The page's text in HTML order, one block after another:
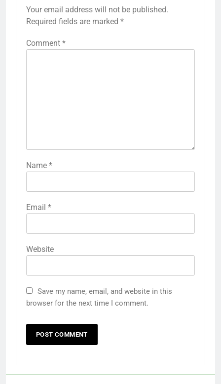
Your email address will not be published.
Required fields are marked *
Comment *
Name *
Email *
Website
Save my name, email, and website in this
browser for the next time I comment.